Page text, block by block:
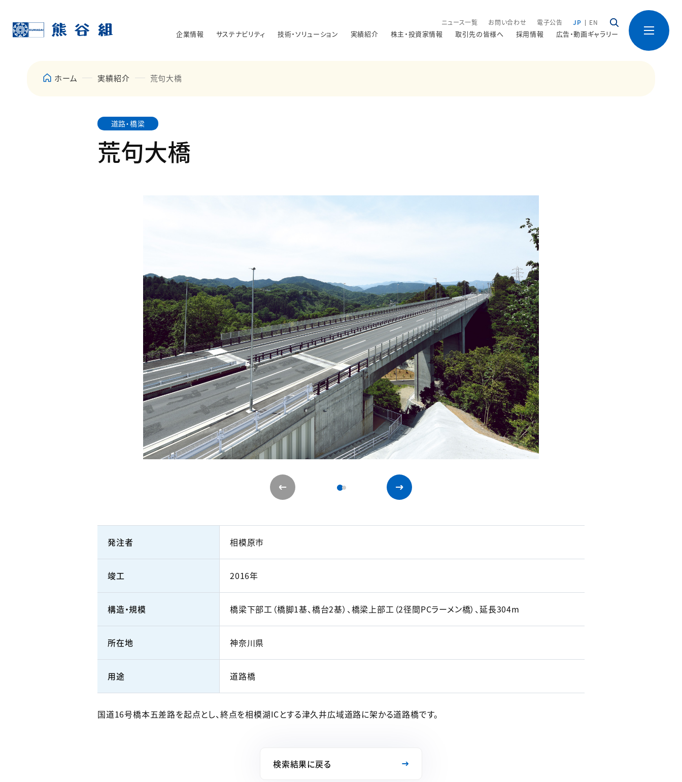
ニュース一覧 お問い合わせ 電子公告 JP EN
企業情報 サステナビリティ 技術・ソリューション 実績紹介 株主・投資家情報 取引先の皆様へ 採用情報 広告・動画ギャラリー
ホーム 実績紹介 荒句大橋
道路・橋梁
荒句大橋
発注者 相模原市
竣工 2016年
構造・規模 橋梁下部工（橋脚1基、橋台2基）、橋梁上部工（2径間PCラーメン橋）、延長304m
所在地 神奈川県
用途 道路橋
国道16号橋本五差路を起点とし、終点を相模湖ICとする津久井広域道路に架かる道路橋です。
検索結果に戻る